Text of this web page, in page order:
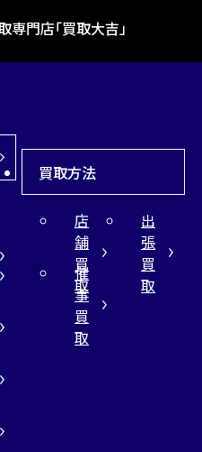
専門店「買取大吉」
買取方法
店
舗
買
取
出
張
買
取
催
事
買
取